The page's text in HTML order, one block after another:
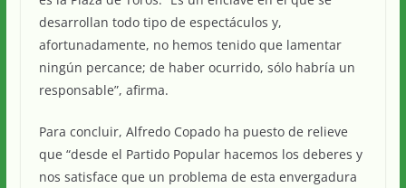
desarrollan todo tipo de espectáculos y,
afortunadamente, no hemos tenido que lamentar
ningún percance; de haber ocurrido, sólo habría un
responsable”, afirma.
Para concluir, Alfredo Copado ha puesto de relieve
que “desde el Partido Popular hacemos los deberes y
nos satisface que un problema de esta envergadura